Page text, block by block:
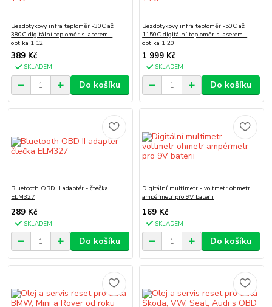
Bezdotykovy infra teploměr -30C až
380C digitální teploměr s laserem -
optika 1:12
389 Kč
SKLADEM
Do košíku
Bezdotykovy infra teploměr -50C až
1150C digitální teploměr s laserem -
optika 1:20
1 999 Kč
SKLADEM
Do košíku
Bluetooth OBD II adaptér - čtečka
ELM327
289 Kč
SKLADEM
Do košíku
Digitální multimetr - voltmetr ohmetr
ampérmetr pro 9V baterii
169 Kč
SKLADEM
Do košíku